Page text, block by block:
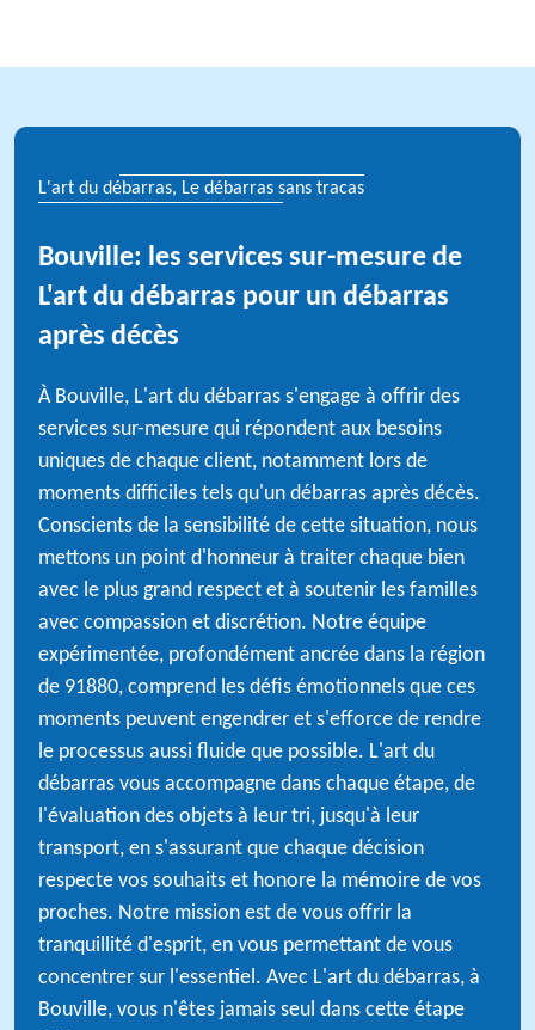
L'art du débarras, Le débarras sans tracas
Bouville: les services sur-mesure de
L'art du débarras pour un débarras
après décès
À Bouville, L'art du débarras s'engage à offrir des
services sur-mesure qui répondent aux besoins
uniques de chaque client, notamment lors de
moments difficiles tels qu'un débarras après décès.
Conscients de la sensibilité de cette situation, nous
mettons un point d'honneur à traiter chaque bien
avec le plus grand respect et à soutenir les familles
avec compassion et discrétion. Notre équipe
expérimentée, profondément ancrée dans la région
de 91880, comprend les défis émotionnels que ces
moments peuvent engendrer et s'efforce de rendre
le processus aussi fluide que possible. L'art du
débarras vous accompagne dans chaque étape, de
l'évaluation des objets à leur tri, jusqu'à leur
transport, en s'assurant que chaque décision
respecte vos souhaits et honore la mémoire de vos
proches. Notre mission est de vous offrir la
tranquillité d'esprit, en vous permettant de vous
concentrer sur l'essentiel. Avec L'art du débarras, à
Bouville, vous n'êtes jamais seul dans cette étape